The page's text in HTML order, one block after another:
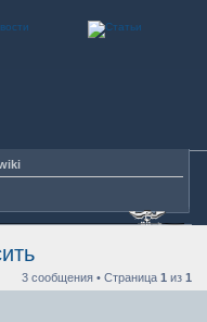
3 сообщения • Страница 1 из 1